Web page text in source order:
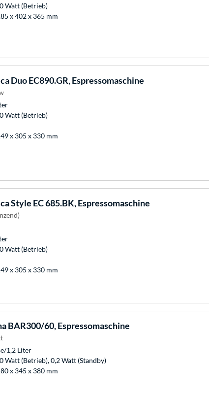
Watt (Betrieb)
x 402 x 365 mm
Duo EC890.GR, Espressomaschine
Watt (Betrieb)
x 305 x 330 mm
Style EC 685.BK, Espressomaschine
Watt (Betrieb)
x 305 x 330 mm
BAR300/60, Espressomaschine
1,2 Liter
Watt (Betrieb), 0,2 Watt (Standby)
x 345 x 380 mm